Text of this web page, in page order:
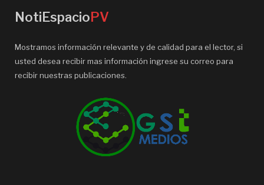
NotiEspacioPV
Mostramos información relevante y de calidad para el lector, si
usted desea recibir mas información ingrese su correo para
recibir nuestras publicaciones.